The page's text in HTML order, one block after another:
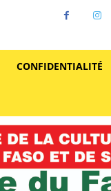
CONFIDENTIALITÉ